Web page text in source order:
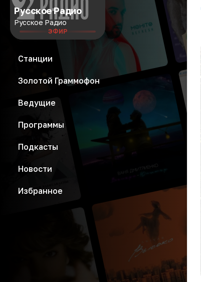
Русское Радио
Русское Радио
ЭФИР
Станции
Золотой Граммофон
Ведущие
Программы
Подкасты
Новости
Избранное